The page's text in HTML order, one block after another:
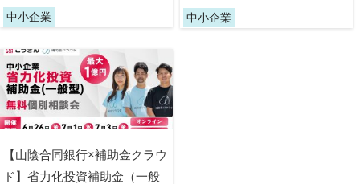
中小企業 中小企業
【山陰合同銀行×補助金クラウ
ド】省力化投資補助金（一般